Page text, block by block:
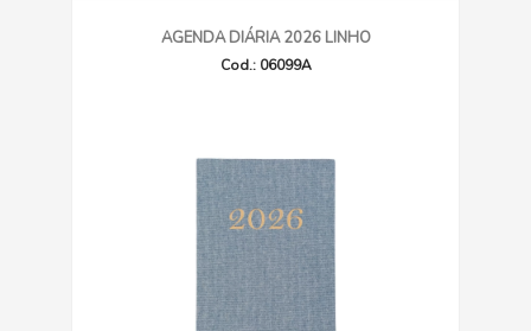
AGENDA DIÁRIA 2026 LINHO
Cod.: 06099A